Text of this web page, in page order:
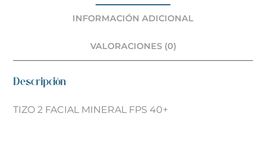
INFORMACIÓN ADICIONAL
VALORACIONES (0)
Descripción
TIZO 2 FACIAL MINERAL FPS 40+